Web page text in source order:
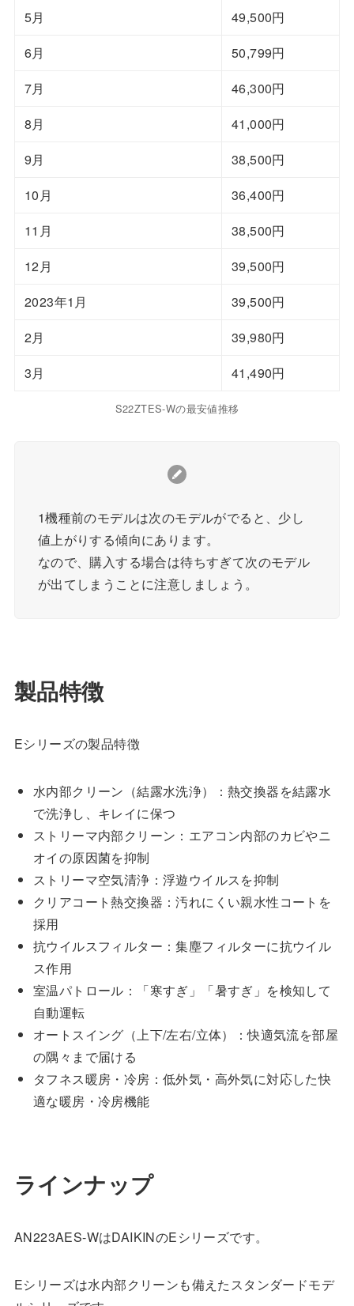
5月
49,500円
6月
50,799円
7月
46,300円
8月
41,000円
9月
38,500円
10月
36,400円
11月
38,500円
12月
39,500円
2023年1月
39,500円
2月
39,980円
3月
41,490円
S22ZTES-Wの最安値推移
1機種前のモデルは次のモデルがでると、少し
値上がりする傾向にあります。
なので、購入する場合は待ちすぎて次のモデル
が出てしまうことに注意しましょう。
製品特徴
Eシリーズの製品特徴
水内部クリーン（結露水洗浄）：熱交換器を結露水
で洗浄し、キレイに保つ
ストリーマ内部クリーン：エアコン内部のカビやニ
オイの原因菌を抑制
ストリーマ空気清浄：浮遊ウイルスを抑制
クリアコート熱交換器：汚れにくい親水性コートを
採用
抗ウイルスフィルター：集塵フィルターに抗ウイル
ス作用
室温パトロール：「寒すぎ」「暑すぎ」を検知して
自動運転
オートスイング（上下/左右/立体）：快適気流を部屋
の隅々まで届ける
タフネス暖房・冷房：低外気・高外気に対応した快
適な暖房・冷房機能
ラインナップ
AN223AES-WはDAIKINのEシリーズです。
Eシリーズは水内部クリーンも備えたスタンダードモデ